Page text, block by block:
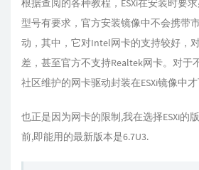
根据查阅的各种教程，ESXi在安装时要
型号有要求，官方安装镜像中不会携带
动，其中，它对Intel网卡的支持较好，
差，甚至官方不支持Realtek网卡。对于
社区维护的网卡驱动封装在ESXi镜像中才
也正是因为网卡的限制,我在选择ESXi的
前,即能用的最新版本是6.7U3.